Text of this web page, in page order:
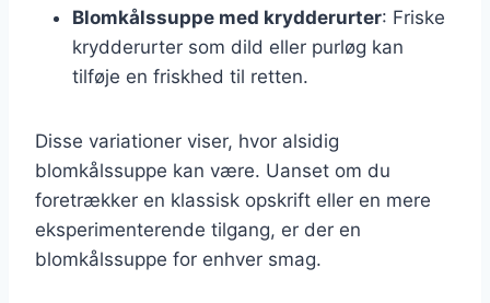
Blomkålssuppe med krydderurter: Friske
krydderurter som dild eller purløg kan
tilføje en friskhed til retten.
Disse variationer viser, hvor alsidig
blomkålssuppe kan være. Uanset om du
foretrækker en klassisk opskrift eller en mere
eksperimenterende tilgang, er der en
blomkålssuppe for enhver smag.